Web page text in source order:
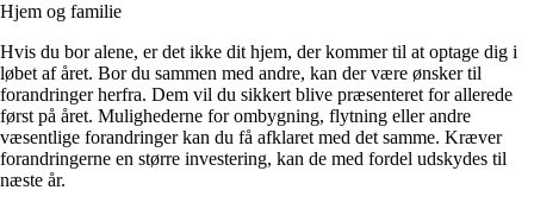
Hjem og familie
Hvis du bor alene, er det ikke dit hjem, der kommer til at optage dig i
løbet af året. Bor du sammen med andre, kan der være ønsker til
forandringer herfra. Dem vil du sikkert blive præsenteret for allerede
først på året. Mulighederne for ombygning, flytning eller andre
væsentlige forandringer kan du få afklaret med det samme. Kræver
forandringerne en større investering, kan de med fordel udskydes til
næste år.